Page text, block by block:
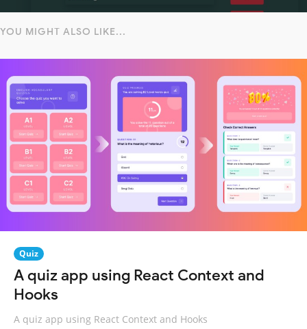
YOU MIGHT ALSO LIKE...
Quiz
A quiz app using React Context and
Hooks
A quiz app using React Context and Hooks